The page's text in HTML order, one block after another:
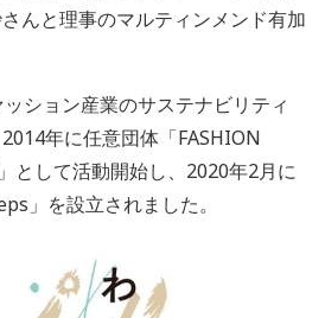
んと理事のマルティンメンド有加
ション産業のサステナビリティ
年に任意団体「FASHION
として活動開始し、2020年2月に
」を設立されました。